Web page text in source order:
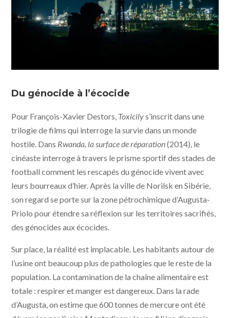
PRODUCTIONS, GINKO FILMS
Du génocide à l’écocide
Pour François-Xavier Destors, Toxicilys’inscrit dans une
trilogie de films qui interroge la survie dans un monde
hostile. Dans Rwanda, la surface de réparation(2014), le
cinéaste interroge à travers le prisme sportif des stades de
football comment les rescapés du génocide vivent avec
leurs bourreaux d’hier. Après la ville de Norilsk en Sibérie,
son regard se porte sur la zone pétrochimique d’Augusta-
Priolo pour étendre sa réflexion sur les territoires sacrifiés,
des génocides aux écocides.
Sur place, la réalité est implacable. Les habitants autour de
l’usine ont beaucoup plus de pathologies que le reste de la
population. La contamination de la chaîne alimentaire est
totale : respirer et manger est dangereux. Dans la rade
d’Augusta, on estime que 600 tonnes de mercure ont été